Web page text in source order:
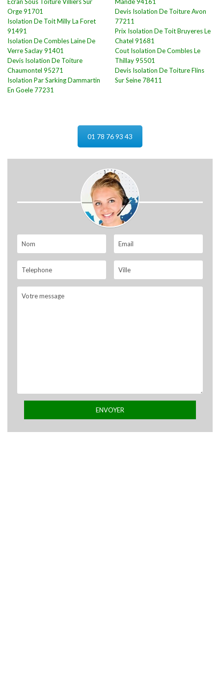
Orge 91701
Isolation De Toit Milly La Foret
91491
Isolation De Combles Laine De
Verre Saclay 91401
Devis Isolation De Toiture
Chaumontel 95271
Isolation Par Sarking Dammartin
En Goele 77231
Devis Isolation De Toiture Avon
77211
Prix Isolation De Toit Bruyeres Le
Chatel 91681
Cout Isolation De Combles Le
Thillay 95501
Devis Isolation De Toiture Flins
Sur Seine 78411
01 78 76 93 43